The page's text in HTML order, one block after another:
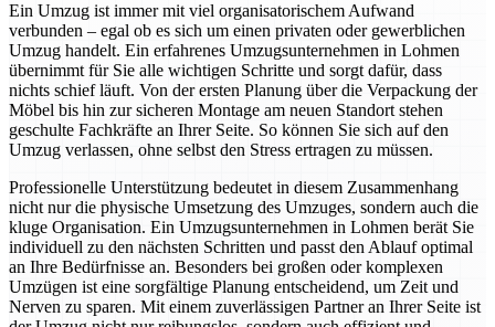
Ein Umzug ist immer mit viel organisatorischem Aufwand
verbunden – egal ob es sich um einen privaten oder gewerblichen
Umzug handelt. Ein erfahrenes Umzugsunternehmen in Lohmen
übernimmt für Sie alle wichtigen Schritte und sorgt dafür, dass
nichts schief läuft. Von der ersten Planung über die Verpackung der
Möbel bis hin zur sicheren Montage am neuen Standort stehen
geschulte Fachkräfte an Ihrer Seite. So können Sie sich auf den
Umzug verlassen, ohne selbst den Stress ertragen zu müssen.
Professionelle Unterstützung bedeutet in diesem Zusammenhang
nicht nur die physische Umsetzung des Umzuges, sondern auch die
kluge Organisation. Ein Umzugsunternehmen in Lohmen berät Sie
individuell zu den nächsten Schritten und passt den Ablauf optimal
an Ihre Bedürfnisse an. Besonders bei großen oder komplexen
Umzügen ist eine sorgfältige Planung entscheidend, um Zeit und
Nerven zu sparen. Mit einem zuverlässigen Partner an Ihrer Seite ist